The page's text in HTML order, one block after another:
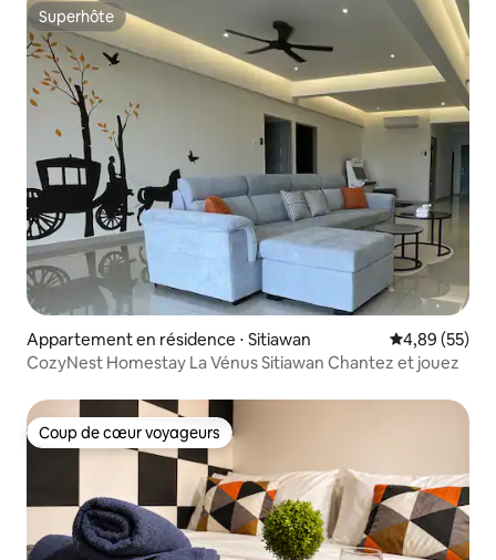
Superhôte
Superhôte
Appartement en résidence ⋅ Sitiawan Évaluation
4,89 (55)
CozyNest Homestay La Vénus Sitiawan Chantez et jouez
Coup de cœur voyageurs
Coup de cœur voyageurs